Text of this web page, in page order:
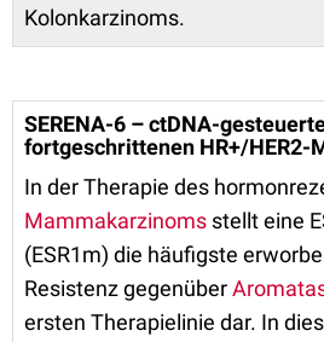
Kolonkarzinoms.
SERENA-6 – ctDNA-
fortgeschrittenen HR+/HER2-
In der Therapie des
Mammakarzinoms stellt eine
(ESR1m) die häufigste
Resistenz gegenüber
ersten Therapielinie dar. In